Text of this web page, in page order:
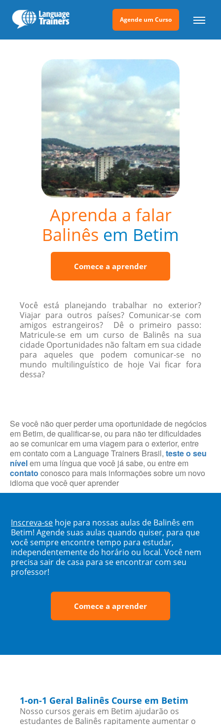
Agende um Curso
Aprenda a falar
Balinês em Betim
Comece a aprender
Você está planejando trabalhar no exterior?
Viajar para outros países? Comunicar-se com
amigos estrangeiros? Dê o primeiro passo:
Matricule-se em um curso de Balinês na sua
cidade Oportunidades não faltam em sua cidade
para aqueles que podem comunicar-se no
mundo multilinguístico de hoje Vai ficar fora
dessa?
Se você não quer perder uma oportunidade de negócios
em Betim, de qualificar-se, ou para não ter dificuldades
ao se comunicar em uma viagem para o exterior, entre
em contato com a Language Trainers Brasil, teste o seu
nívelem uma língua que você já sabe, ou entre em
contato conosco para mais informações sobre um novo
idioma que você quer aprender
Inscreva-se hoje para nossas aulas de Balinês em
Betim! Agende suas aulas quando quiser, para que
você sempre encontre tempo para estudar,
independentemente do horário ou local. Você nem
precisa sair de casa para se encontrar com seu
professor!
Comece a aprender
1-on-1 Geral Balinês Course em Betim
Nosso cursos gerais em Betim ajudarão os
estudantes de Balinês rapitamente aumentar o